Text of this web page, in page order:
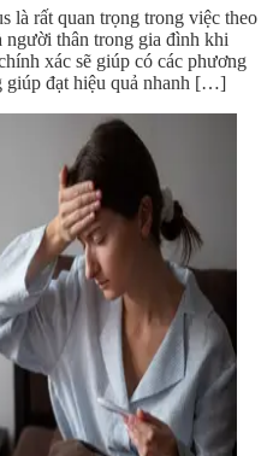
là rất quan trọng trong việc theo
người thân trong gia đình khi
xác sẽ giúp có các phương
giúp đạt hiệu quả nhanh […]